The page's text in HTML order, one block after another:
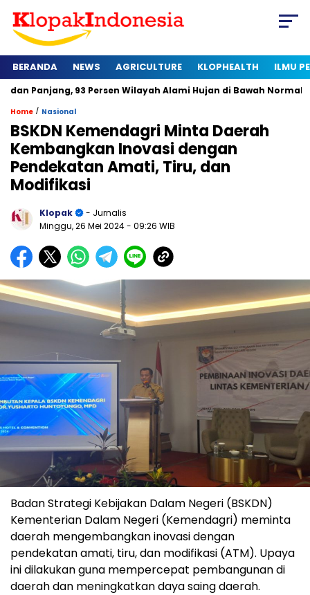
BERANDA NEWS AGRICULTURE KLOPHEALTH ILMU
93 Persen Wilayah Alami Hujan di Bawah Normal Kapan
Home / Nasional
BSKDN Kemendagri Minta Daerah
Kembangkan Inovasi dengan
Pendekatan Amati, Tiru, dan
Modifikasi
Klopak
- Jurnalis
Minggu, 26 Mei 2024- 09:26 WIB
Badan Strategi Kebijakan Dalam Negeri (BSKDN)
Kementerian Dalam Negeri (Kemendagri) meminta
daerah mengembangkan inovasi dengan
pendekatan amati, tiru, dan modifikasi (ATM). Upaya
ini dilakukan guna mempercepat pembangunan di
daerah dan meningkatkan daya saing daerah.